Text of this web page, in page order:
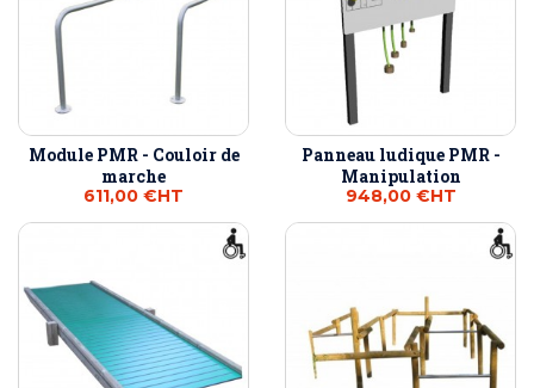
Module PMR - Couloir de
marche
611,00 €HT
Panneau ludique PMR -
Manipulation
948,00 €HT